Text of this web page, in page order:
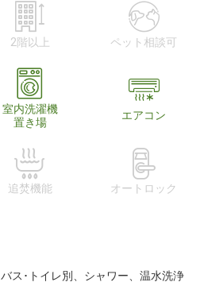
2階以上 ペット相談可
室内洗濯機
置き場
エアコン
追焚機能 オートロック
バス･トイレ別、シャワー、温水洗浄